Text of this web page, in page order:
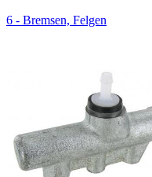
6 - Bremsen, Felgen